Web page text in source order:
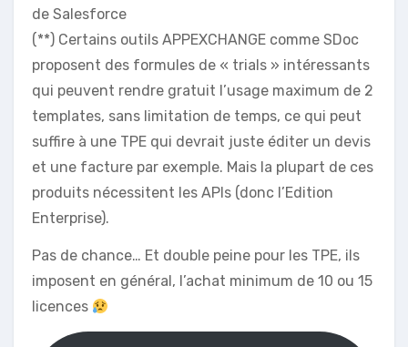
de Salesforce
(**) Certains outils APPEXCHANGE comme SDoc
proposent des formules de « trials » intéressants
qui peuvent rendre gratuit l’usage maximum de 2
templates, sans limitation de temps, ce qui peut
suffire à une TPE qui devrait juste éditer un devis
et une facture par exemple. Mais la plupart de ces
produits nécessitent les APIs (donc l’Edition
Enterprise).
Pas de chance… Et double peine pour les TPE, ils
imposent en général, l’achat minimum de 10 ou 15
licences